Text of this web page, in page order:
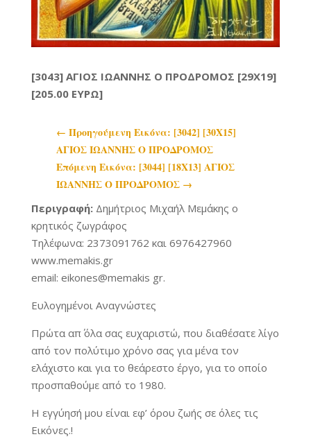
[3043] ΑΓΙΟΣ ΙΩΑΝΝΗΣ Ο ΠΡΟΔΡΟΜΟΣ [29X19]
[205.00 ΕΥΡΩ]
← Προηγoύμενη Εικόνα: [3042] [30Χ15]
ΑΓΙΟΣ ΙΩΑΝΝΗΣ Ο ΠΡΟΔΡΟΜΟΣ
Επόμενη Εικόνα: [3044] [18Χ13] ΑΓΙΟΣ
ΙΩΑΝΝΗΣ Ο ΠΡΟΔΡΟΜΟΣ→
Περιγραφή:Δημήτριος Μιχαήλ Μεμάκης ο
κρητικός ζωγράφος
Τηλέφωνα: 2373091762 και 6976427960
www.memakis.gr
email: eikones@memakis gr.
Ευλογημένοι Αναγνώστες
Πρώτα απ΄ όλα σας ευχαριστώ, που διαθέσατε λίγο
από τον πολύτιμο χρόνο σας για μένα τον
ελάχιστο και για το θεάρεστο έργο, για το οποίο
προσπαθούμε από το 1980.
Η εγγύησή μου είναι εφ’ όρου ζωής σε όλες τις
Εικόνες.!